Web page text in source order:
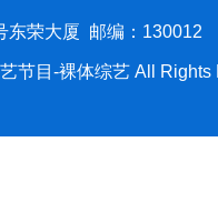
东荣大厦 邮编：130012
节目-裸体综艺 All Rights